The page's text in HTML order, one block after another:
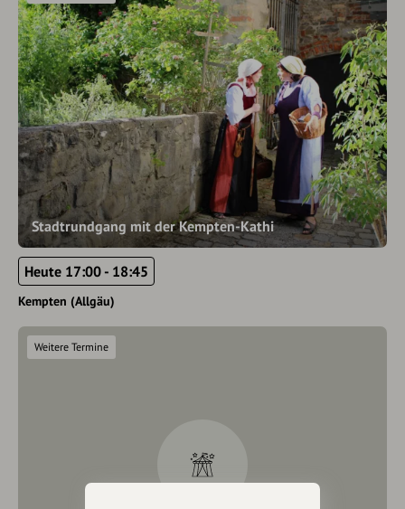
Stadtrundgang mit der Kempten-Kathi
Heute 17:00 - 18:45
Kempten (Allgäu)
Weitere Termine